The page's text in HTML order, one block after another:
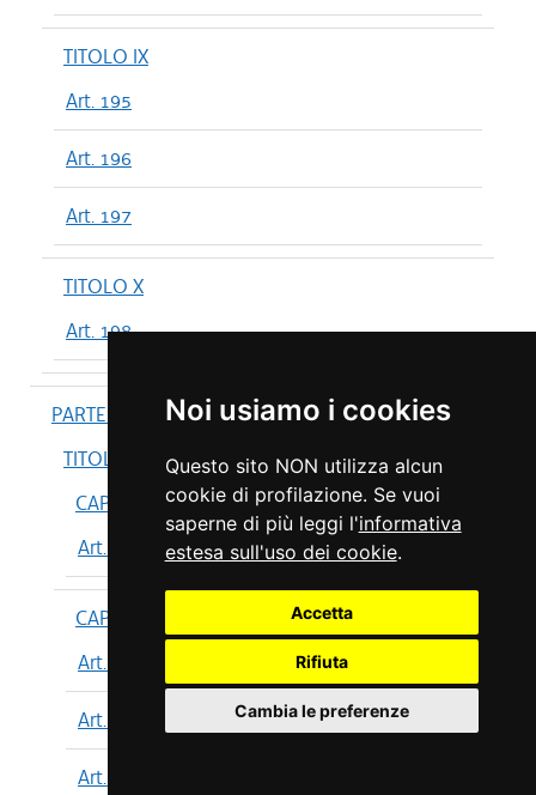
Noi usiamo i cookies
Questo sito NON utilizza alcun
cookie di profilazione. Se vuoi
saperne di più leggi l'informativa
estesa sull'uso dei cookie.
Accetta
Rifiuta
Cambia le preferenze
TITOLO IX
Art. 195
Art. 196
Art. 197
TITOLO X
Art. 198
PARTE IV
TITOLO I
CAPO I
Art. 199
CAPO II
Art. 200
Art. 201
Art. 202